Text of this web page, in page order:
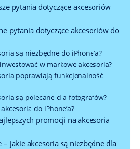
pytania dotyczące‍ akcesoriów
pytania dotyczące​ akcesoriów⁢ do
są niezbędne ⁣do iPhone’a?
w markowe⁢ akcesoria?
poprawiają funkcjonalność
⁣są ⁣polecane dla ‌fotografów?
do iPhone’a?
promocji na akcesoria‌
– jakie⁢ akcesoria są niezbędne dla⁤